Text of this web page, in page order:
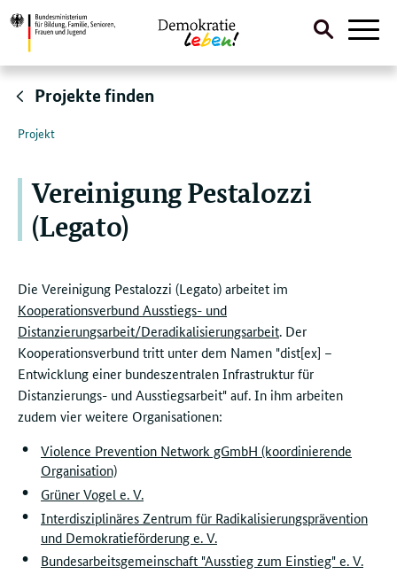
Direktlink:
Suche
Projekte finden
Projekt
Vereinigung Pestalozzi
(Legato)
Die Vereinigung Pestalozzi (Legato) arbeitet im
Kooperationsverbund Ausstiegs- und
Distanzierungsarbeit/Deradikalisierungsarbeit. Der
Kooperationsverbund tritt unter dem Namen "dist[ex] –
Entwicklung einer bundeszentralen Infrastruktur für
Distanzierungs- und Ausstiegsarbeit" auf. In ihm arbeiten
zudem vier weitere Organisationen:
Violence Prevention Network gGmbH (koordinierende
Organisation)
Grüner Vogel e. V.
Interdisziplinäres Zentrum für Radikalisierungsprävention
und Demokratieförderung e. V.
Bundesarbeitsgemeinschaft "Ausstieg zum Einstieg" e. V.